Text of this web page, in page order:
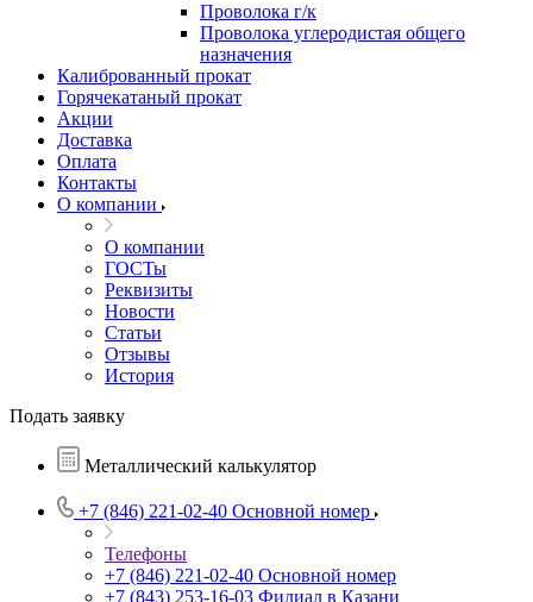
Проволока г/к
Проволока углеродистая общего
назначения
Калиброванный прокат
Горячекатаный прокат
Акции
Доставка
Оплата
Контакты
О компании
О компании
ГОСТы
Реквизиты
Новости
Статьи
Отзывы
История
Подать заявку
Металлический калькулятор
+7 (846) 221-02-40 Основной номер
Телефоны
+7 (846) 221-02-40 Основной номер
+7 (843) 253-16-03 Филиал в Казани